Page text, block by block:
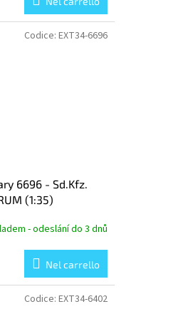
6696 - Sd.Kfz.
(1:35)
- odeslání do 3 dnů
Nel carrello
Codice: EXT34-6696
Codice: EXT34-6402